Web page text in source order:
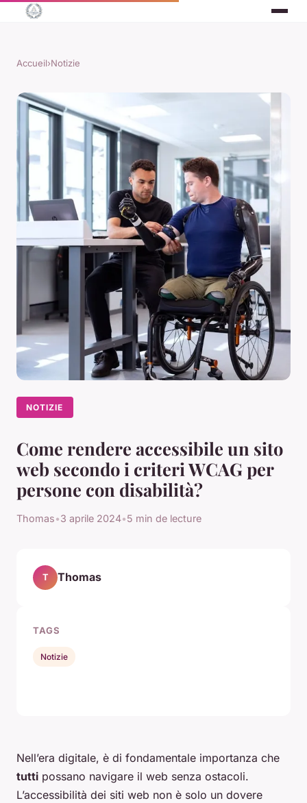
Accueil›Notizie
NOTIZIE
Come rendere accessibile un sito
web secondo i criteri WCAG per
persone con disabilità?
Thomas•3 aprile 2024•5 min de lecture
Nell’era digitale, è di fondamentale importanza che
tutti possano navigare il web senza ostacoli.
L’accessibilità dei siti web non è solo un dovere
T Thomas
TAGS
Notizie